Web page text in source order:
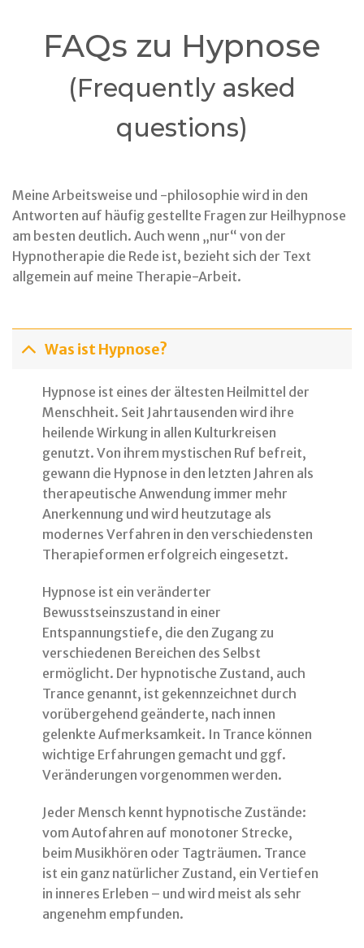
FAQs zu Hypnose
(Frequently asked
questions)
Meine Arbeitsweise und -philosophie wird in den
Antworten auf häufig gestellte Fragen zur Heilhypnose
am besten deutlich. Auch wenn „nur“ von der
Hypnotherapie die Rede ist, bezieht sich der Text
allgemein auf meine Therapie-Arbeit.
Was ist Hypnose?
Hypnose ist eines der ältesten Heilmittel der
Menschheit. Seit Jahrtausenden wird ihre
heilende Wirkung in allen Kulturkreisen
genutzt. Von ihrem mystischen Ruf befreit,
gewann die Hypnose in den letzten Jahren als
therapeutische Anwendung immer mehr
Anerkennung und wird heutzutage als
modernes Verfahren in den verschiedensten
Therapieformen erfolgreich eingesetzt.
Hypnose ist ein veränderter
Bewusstseinszustand in einer
Entspannungstiefe, die den Zugang zu
verschiedenen Bereichen des Selbst
ermöglicht. Der hypnotische Zustand, auch
Trance genannt, ist gekennzeichnet durch
vorübergehend geänderte, nach innen
gelenkte Aufmerksamkeit. In Trance können
wichtige Erfahrungen gemacht und ggf.
Veränderungen vorgenommen werden.
Jeder Mensch kennt hypnotische Zustände:
vom Autofahren auf monotoner Strecke,
beim Musikhören oder Tagträumen. Trance
ist ein ganz natürlicher Zustand, ein Vertiefen
in inneres Erleben – und wird meist als sehr
angenehm empfunden.